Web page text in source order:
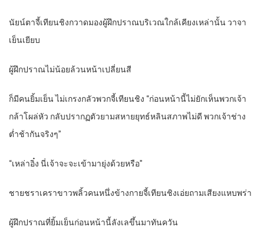
นัยน์ตาจี้เทียนชิงกวาดมองผู้ฝึกปราณบริเวณใกล้เคียงเหล่านั้น วาจา
เย็นเยียบ
ผู้ฝึกปราณไม่น้อยล้วนหน้าเปลี่ยนสี
ก็มีคนยิ้มเย็น ไม่เกรงกลัวพวกจี้เทียนชิง “ก่อนหน้านี้ไม่ยักเห็นพวกเจ้า
กล้าโผล่หัว กลับปรากฏตัวยามสหายยุทธ์หลินสภาพไม่ดี พวกเจ้าช่าง
ต่ำช้ากันจริงๆ”
“เหล่าอิ๋ง นี่เจ้าจะจะเข้ามายุ่งด้วยหรือ”
ชายชราเคราขาวพลิ้วคนหนึ่งข้างกายจี้เทียนชิงเอ่ยถามเสียงแหบพร่า
ผู้ฝึกปราณที่ยิ้มเย็นก่อนหน้านี้ลังเลขึ้นมาทันควัน